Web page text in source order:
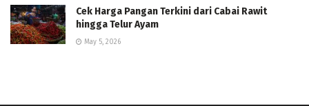
Cek Harga Pangan Terkini dari Cabai Rawit
hingga Telur Ayam
May 5, 2026